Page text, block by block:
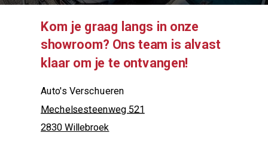
Kom je graag langs in onze
showroom? Ons team is alvast
klaar om je te ontvangen!
Auto's Verschueren
Mechelsesteenweg 521
2830 Willebroek